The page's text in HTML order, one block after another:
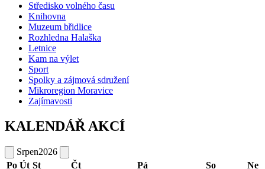
Středisko volného času
Knihovna
Muzeum břidlice
Rozhledna Halaška
Letnice
Kam na výlet
Sport
Spolky a zájmová sdružení
Mikroregion Moravice
Zajímavosti
KALENDÁŘ AKCÍ
Srpen2026
Po Út St Čt Pá So Ne